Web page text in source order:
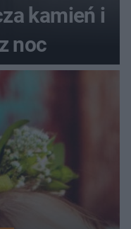
kamień i
noc